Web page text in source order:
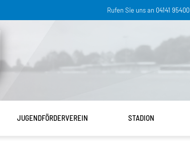
Rufen Sie uns an 04141 95400
JUGENDFÖRDERVEREIN STADION